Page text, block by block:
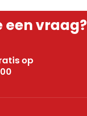
een vraag?
op